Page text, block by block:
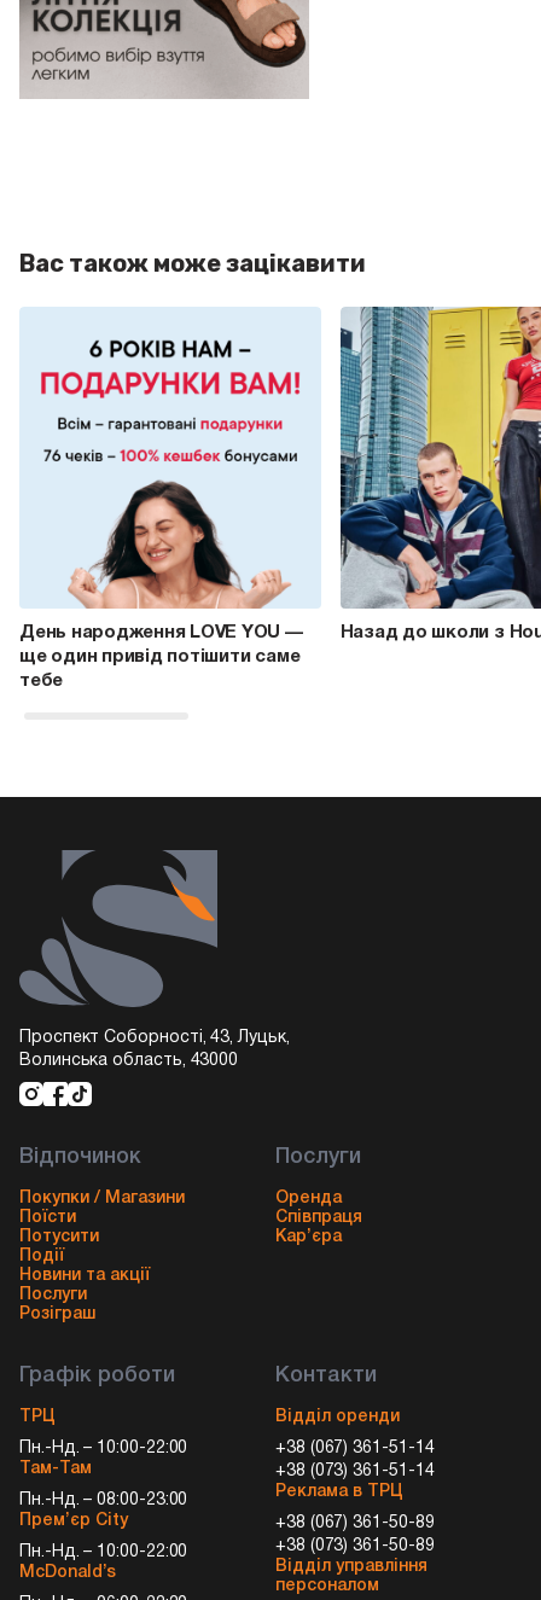
Вас також може зацікавити
День народження LOVE YOU —
ще один привід потішити саме
тебе
Назад до школи з
Проспект Соборності, 43, Луцьк,
Волинська область, 43000
Відпочинок
Покупки / Магазини
Поїсти
Потусити
Події
Новини та акції
Послуги
Розіграш
Послуги
Оренда
Співпраця
Кар’єра
Графік роботи
ТРЦ
Пн.-Нд. – 10:00-22:00
Там-Там
Пн.-Нд. – 08:00-23:00
Прем’єр City
Пн.-Нд. – 10:00-22:00
McDonald’s
Контакти
Відділ оренди
+38 (067) 361-51-14
+38 (073) 361-51-14
Реклама в ТРЦ
+38 (067) 361-50-89
+38 (073) 361-50-89
Відділ управління
персоналом